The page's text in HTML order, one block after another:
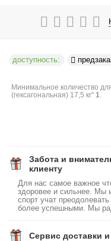
доступность:
Минимальное количество
(гексагональная) 17,5 кг"1.
Забота и
клиенту
Для нас самое важное
здоровее и сильнее. Мы
спорт учат
более успешными. Мы
Сервис доставки